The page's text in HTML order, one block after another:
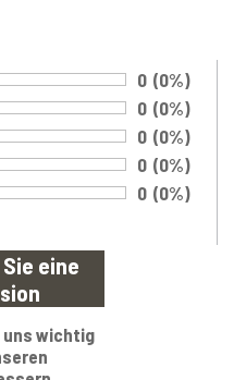
Anzahl von
0 (0%)
Anzahl von
0 (0%)
Anzahl von
0 (0%)
Anzahl von
0 (0%)
Anzahl von
0 (0%)
uns wichtig